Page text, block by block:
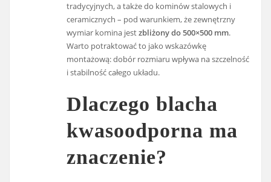
tradycyjnych, a także do kominów stalowych i
ceramicznych – pod warunkiem, że zewnętrzny
wymiar komina jestzbliżony do 500×500 mm.
Warto potraktować to jako wskazówkę
montażową: dobór rozmiaru wpływa na szczelność
i stabilność całego układu.
Dlaczego blacha
kwasoodporna ma
znaczenie?